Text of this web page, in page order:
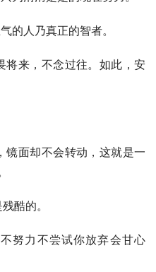
的人乃真正的智者。
将来，不念过往。如此，安
镜面却不会转动，这就是一
酷的。
努力不尝试你放弃会甘心